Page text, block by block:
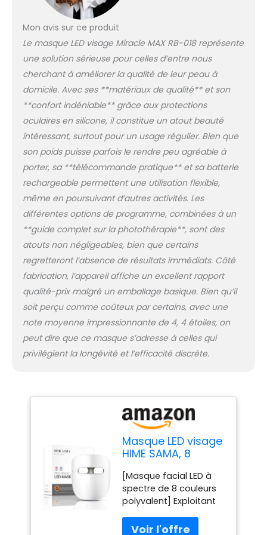
est doté d'un support
breveté en silicone
pour les yeux assurant
une protection oculaire,
ainsi que d'un
coussinet de menton
ajustable pour
s'adapter à différentes
formes de visage. Ces
caractéristiques
uniques maintiennent
une distance de 1 cm
pour une expérience
plus sûre et plus
propre, garantissant
une couverture
optimale pour la peau
du visage et du cou.
[Totalement sans fil et
portable] Nos Pro
masque lumière visage
utilisent la dernière
technologie d'éclairage
et des matériaux de
haute qualité pour être
sécurité des familles et
de la planète contre les
produits chimiques
dangereux. Ce masque
luminothérapie visage
portable pour usage
domestique est un
investissement unique,
durable et vous fera
de temps et d'argent,
Mon avis sur ce produit
Le masque LED visage Miracle MAX RB-018 représente
une solution sérieuse pour celles d’entre nous
cherchant à améliorer la qualité de leur peau à
domicile. Avec ses **matériaux de qualité** et son
**confort indéniable** grâce aux protections
oculaires en silicone, il constitue un atout beauté
intéressant, surtout pour un usage régulier. Bien que
son poids puisse parfois le rendre peu agréable à
porter, sa **télécommande pratique** et sa batterie
rechargeable permettent une utilisation flexible,
même en poursuivant d’autres activités. Les
différentes options de programme, combinées à un
**guide complet sur la photothérapie**, sont des
atouts non négligeables, bien que certains
regretteront l’absence de résultats immédiats. Côté
fabrication, l’appareil affiche un excellent rapport
qualité-prix malgré un emballage basique. Bien qu’il
soit perçu comme coûteux par certains, avec une
note moyenne impressionnante de 4, 4 étoiles, on
peut dire que ce masque s’adresse à celles qui
privilégient la longévité et l’efficacité discrète.
Masque LED visage
HIME SAMA, 8
Led Visage, Avec
lumière Infrarouge,
Rouge, Bleue,
Verte, Utilisée pour
Anti-âge & Anti
[Masque facial LED à
spectre de 8 couleurs
polyvalent] Exploitant
couleurs distinctes